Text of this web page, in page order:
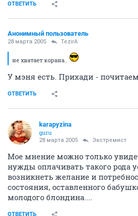
ОТВЕТИТЬ
Анонимный пользователь
28 марта 2005 TezirA
не хватает корана..
У мэня есть. Прихади -
ОТВЕТИТЬ
karapyzina
guru
28 марта 2005 Экстремист
Мое мнение можно только
нужды оплачивать такого рода
возникнеть желание и
состояния, оставленного
молодого блондина....
ОТВЕТИТЬ